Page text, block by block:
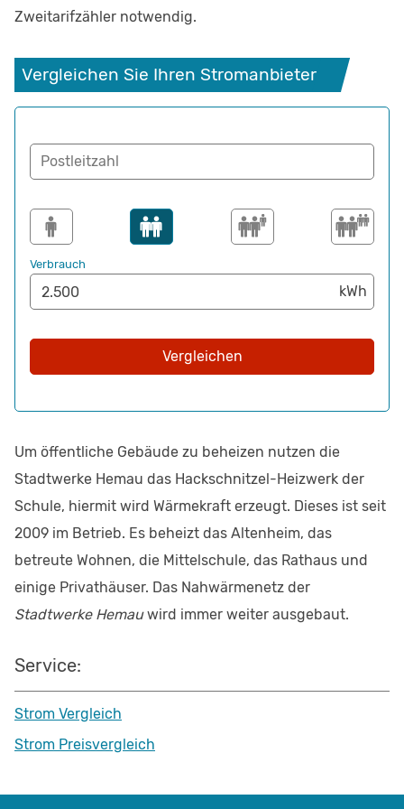
Zweitarifzähler notwendig.
Vergleichen Sie Ihren Stromanbieter
Postleitzahl
Verbrauch
Vergleichen
Um öffentliche Gebäude zu beheizen nutzen die
Stadtwerke Hemau das Hackschnitzel-Heizwerk der
Schule, hiermit wird Wärmekraft erzeugt. Dieses ist seit
2009 im Betrieb. Es beheizt das Altenheim, das
betreute Wohnen, die Mittelschule, das Rathaus und
einige Privathäuser. Das Nahwärmenetz der
Stadtwerke Hemauwird immer weiter ausgebaut.
Service:
Strom Vergleich
Strom Preisvergleich